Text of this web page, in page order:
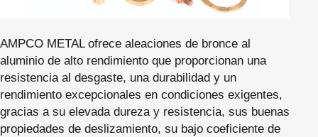
AMPCO METAL ofrece aleaciones de bronce al
aluminio de alto rendimiento que proporcionan una
resistencia al desgaste, una durabilidad y un
rendimiento excepcionales en condiciones exigentes,
gracias a su elevada dureza y resistencia, sus buenas
propiedades de deslizamiento, su bajo coeficiente de